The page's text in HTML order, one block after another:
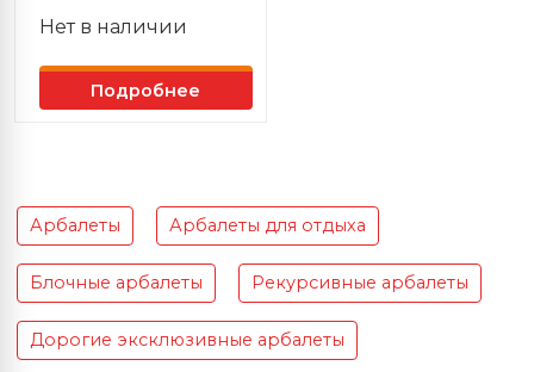
Нет в наличии
Подробнее
Арбалеты Арбалеты для отдыха
Блочные арбалеты Рекурсивные арбалеты
Дорогие эксклюзивные арбалеты